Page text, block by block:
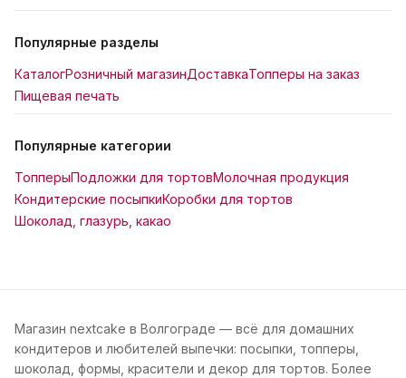
Популярные разделы
КаталогРозничный магазинДоставкаТопперы на заказ
Пищевая печать
Популярные категории
ТопперыПодложки для тортовМолочная продукция
Кондитерские посыпкиКоробки для тортов
Шоколад, глазурь, какао
Магазин nextcake в Волгограде — всё для домашних
кондитеров и любителей выпечки: посыпки, топперы,
шоколад, формы, красители и декор для тортов. Более